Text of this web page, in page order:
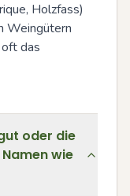
Holzfass)
Weingütern
das
oder die
wie